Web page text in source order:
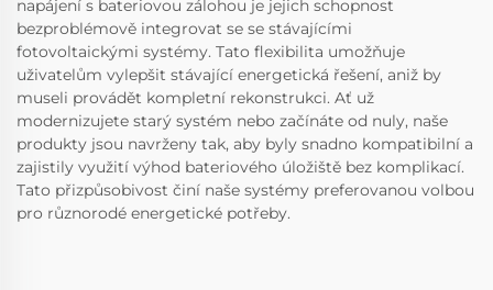
napájení s bateriovou zálohou je jejich schopnost
bezproblémově integrovat se se stávajícími
fotovoltaickými systémy. Tato flexibilita umožňuje
uživatelům vylepšit stávající energetická řešení, aniž by
museli provádět kompletní rekonstrukci. Ať už
modernizujete starý systém nebo začínáte od nuly, naše
produkty jsou navrženy tak, aby byly snadno kompatibilní a
zajistily využití výhod bateriového úložiště bez komplikací.
Tato přizpůsobivost činí naše systémy preferovanou volbou
pro různorodé energetické potřeby.